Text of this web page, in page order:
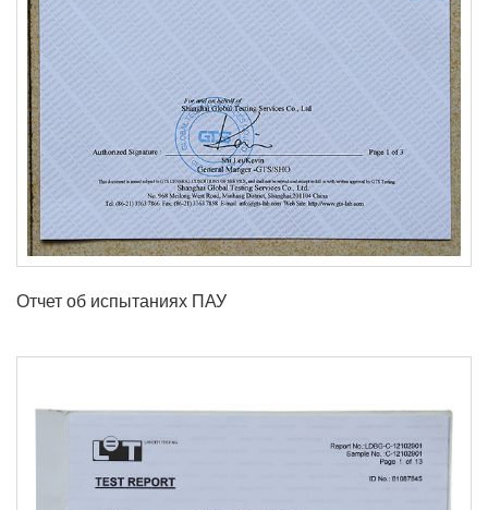
Отчет об испытаниях ПАУ